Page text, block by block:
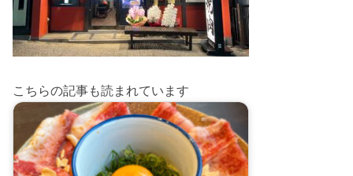
こちらの記事も読まれています